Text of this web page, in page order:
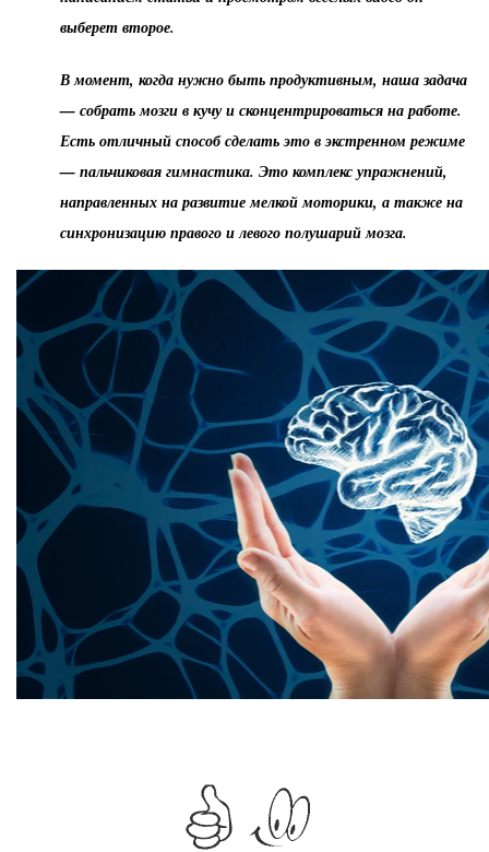
выберет второе.
В момент, когда нужно быть продуктивным, наша задача
— собрать мозги в кучу и сконцентрироваться на работе.
Есть отличный способ сделать это в экстренном режиме
— пальчиковая гимнастика. Это комплекс упражнений,
направленных на развитие мелкой моторики, а также на
синхронизацию правого и левого полушарий мозга.